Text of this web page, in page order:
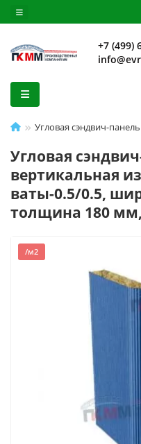
+7 (499)
Угловая сэндвич-
Угловая
вертикальная
ваты-0.5/0.5,
толщина 180 мм,
/м2